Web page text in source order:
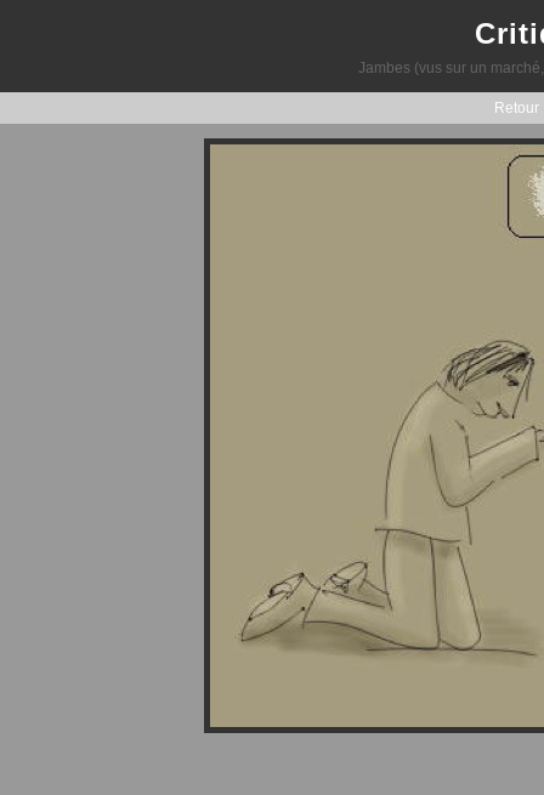
Jambes (vus sur un
Retour